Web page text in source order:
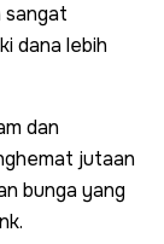
sangat
dana lebih
dan
jutaan
bunga yang